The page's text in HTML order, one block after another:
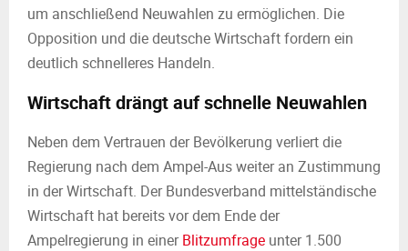
um anschließend Neuwahlen zu ermöglichen. Die
Opposition und die deutsche Wirtschaft fordern ein
deutlich schnelleres Handeln.
Wirtschaft drängt auf schnelle Neuwahlen
Neben dem Vertrauen der Bevölkerung verliert die
Regierung nach dem Ampel-Aus weiter an Zustimmung
in der Wirtschaft. Der Bundesverband mittelständische
Wirtschaft hat bereits vor dem Ende der
Ampelregierung in einerBlitzumfrage unter 1.500